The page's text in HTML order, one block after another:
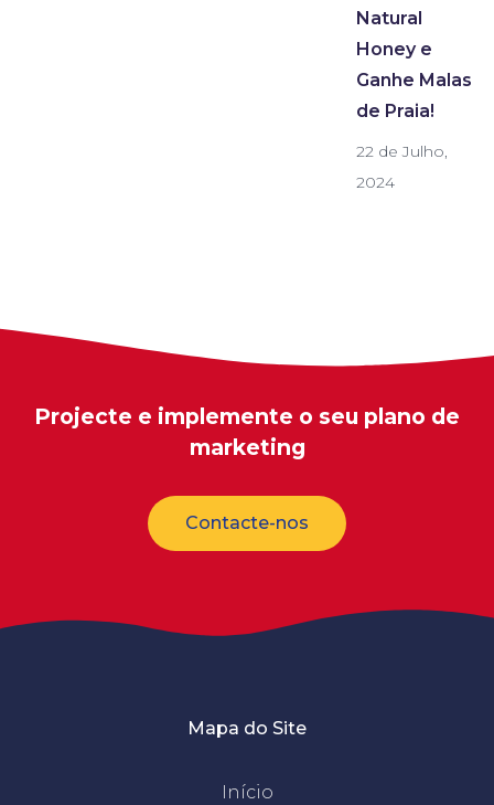
Natural
Honey e
Ganhe Malas
de Praia!
22 de Julho,
2024
Projecte e implemente o seu plano de
marketing
Contacte-nos
Mapa do Site
Início